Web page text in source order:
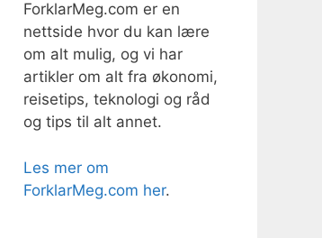
ForklarMeg.com er en
nettside hvor du kan lære
om alt mulig, og vi har
artikler om alt fra økonomi,
reisetips, teknologi og råd
og tips til alt annet.
Les mer om
ForklarMeg.com her.